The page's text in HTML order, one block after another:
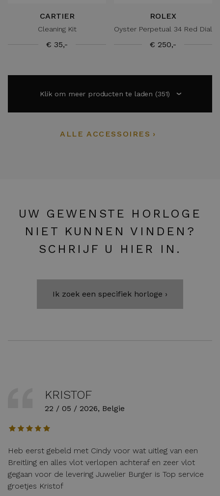
CARTIER
Cleaning Kit
€ 35,-
ROLEX
Oyster Perpetual 34 Red Dial
€ 250,-
Klik om meer producten te laden (351) ›
ALLE ACCESSOIRES
UW GEWENSTE HORLOGE
NIET KUNNEN VINDEN?
SCHRIJF U HIER IN.
Ik zoek een specifiek horloge ›
KRISTOF
22 / 05 / 2026, Belgie
Heb eerst gebeld met Cindy voor wat uitleg van een
Breitling en alles vlot verlopen achteraf en zeer vlot
gegaan voor de levering Juwelier Burger is Top service
groetjes Kristof